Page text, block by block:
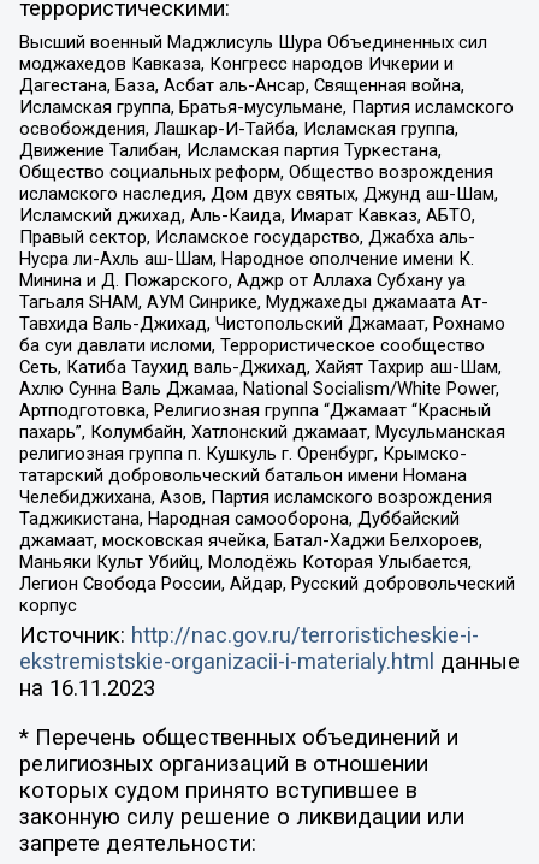
террористическими:
Высший военный Маджлисуль Шура Объединенных сил
моджахедов Кавказа, Конгресс народов Ичкерии и
Дагестана, База, Асбат аль-Ансар, Священная война,
Исламская группа, Братья-мусульмане, Партия исламского
освобождения, Лашкар-И-Тайба, Исламская группа,
Движение Талибан, Исламская партия Туркестана,
Общество социальных реформ, Общество возрождения
исламского наследия, Дом двух святых, Джунд аш-Шам,
Исламский джихад, Аль-Каида, Имарат Кавказ, АБТО,
Правый сектор, Исламское государство, Джабха аль-
Нусра ли-Ахль аш-Шам, Народное ополчение имени К.
Минина и Д. Пожарского, Аджр от Аллаха Субхану уа
Тагьаля SHAM, АУМ Синрике, Муджахеды джамаата Ат-
Тавхида Валь-Джихад, Чистопольский Джамаат, Рохнамо
ба суи давлати исломи, Террористическое сообщество
Сеть, Катиба Таухид валь-Джихад, Хайят Тахрир аш-Шам,
Ахлю Сунна Валь Джамаа, National Socialism/White Power,
Артподготовка, Религиозная группа “Джамаат “Красный
пахарь”, Колумбайн, Хатлонский джамаат, Мусульманская
религиозная группа п. Кушкуль г. Оренбург, Крымско-
татарский добровольческий батальон имени Номана
Челебиджихана, Азов, Партия исламского возрождения
Таджикистана, Народная самооборона, Дуббайский
джамаат, московская ячейка, Батал-Хаджи Белхороев,
Маньяки Культ Убийц, Молодёжь Которая Улыбается,
Легион Свобода России, Айдар, Русский добровольческий
корпус
Источник: http://nac.gov.ru/terroristicheskie-i-
ekstremistskie-organizacii-i-materialy.html данные
на 16.11.2023
* Перечень общественных объединений и
религиозных организаций в отношении
которых судом принято вступившее в
законную силу решение о ликвидации или
запрете деятельности: